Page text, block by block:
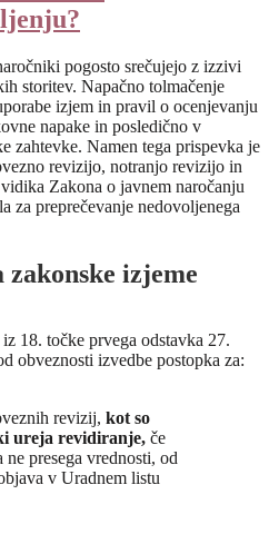
pogosto srečujejo z izzivi
storitev. Napačno tolmačenje
izjem in pravil o ocenjevanju
napake in posledično v
zahtevke. Namen tega prispevka je
revizijo, notranjo revizijo in
Zakona o javnem naročanju
za preprečevanje nedovoljenega
zakonske izjeme
18. točke prvega odstavka 27.
obveznosti izvedbe postopka za:
revizij, kot so
ureja revidiranje, če
presega vrednosti, od
v Uradnem listu